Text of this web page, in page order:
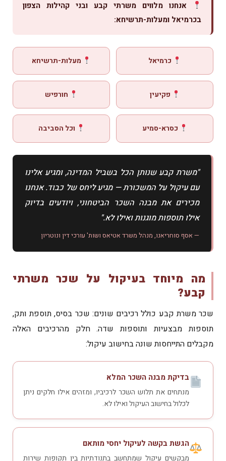
אנחנו מלווים משרתי קבע ובני קהילות הצפון
בכרמיאל ומעלות-תרשיחא:
כרמיאל מעלות-תרשיחא
פקיעין חורפיש
כסרא-סמיע וכל הסביבה
"משרת קבע שנותן הכל בשביל המדינה, ומגיע אלינו
עם עיקול על המשכורת — מגיע ליחס של כבוד. אנחנו
מכירים את מבנה השכר הביטחוני, ויודעים בדיוק
אילו תוספות מוגנות ואילו לא."
— אסף סוחריאנו, מנהל משרד אטיאס ושות' עורכי דין ונוטריון
מה מיוחד בעיקול על שכר משרתי
קבע?
שכר משרת קבע כולל רכיבים שונים: שכר בסיס, תוספת ותק,
תוספות מבצעיות ותוספות שדה. חלק מהרכיבים האלה
מקבלים התייחסות שונה בחישוב עיקול:
בדיקת מבנה השכר המלא
מנתחים את תלוש השכר לרכיביו, ומזהים אילו חלקים ניתן
לכלול בחישוב העיקול ואילו לא.
הגשת בקשה לעיקול יחסי מותאם
מבקשים עיקול שמתחשב בתנודתיות בין תקופות שירות